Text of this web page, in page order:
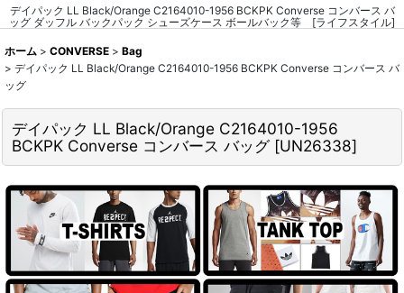
デイパック LL Black/Orange C2164010-1956 BCKPK Converse コンバース バ
ッグ ダッフル バックパック シューズケース ボールバック等 [ライフスタイル]
ホーム > CONVERSE > Bag
> デイパック LL Black/Orange C2164010-1956 BCKPK Converse コンバース バ
ッグ
デイパック LL Black/Orange C2164010-1956
BCKPK Converse コンバース バッグ [UN26338]